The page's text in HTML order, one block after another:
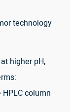
technology
higher pH,
column